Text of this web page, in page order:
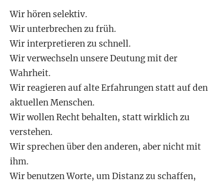
Wir hören selektiv.
Wir unterbrechen zu früh.
Wir interpretieren zu schnell.
Wir verwechseln unsere Deutung mit der
Wahrheit.
Wir reagieren auf alte Erfahrungen statt auf den
aktuellen Menschen.
Wir wollen Recht behalten, statt wirklich zu
verstehen.
Wir sprechen über den anderen, aber nicht mit
ihm.
Wir benutzen Worte, um Distanz zu schaffen,